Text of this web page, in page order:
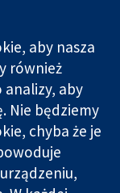
Kontakt
Nowości
Biuro
prasowe
O nas
Praca
Cochrane
aby nasza
również
aby
Nie będziemy
chyba że je